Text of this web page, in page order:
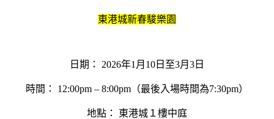
東港城新春駿樂園
日期： 2026年1月10日至3月3日
時間： 12:00pm – 8:00pm（最後入場時間為7:30pm）
地點： 東港城１樓中庭